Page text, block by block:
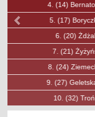
4. (30)
5.(31)
6. (33)
7.(40)
8. (49)
9. (50)
10.(53)